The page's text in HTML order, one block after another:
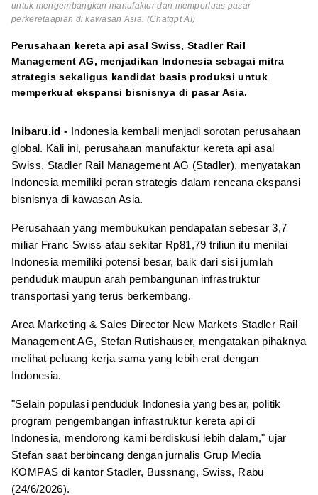
untuk mengembangkan manufaktur dan memperluas pasar
perkeretaapian di kawasan Asia. (Chatgpt AI)
Perusahaan kereta api asal Swiss, Stadler Rail
Management AG, menjadikan Indonesia sebagai mitra
strategis sekaligus kandidat basis produksi untuk
memperkuat ekspansi bisnisnya di pasar Asia.
Inibaru.id - Indonesia kembali menjadi sorotan perusahaan
global. Kali ini, perusahaan manufaktur kereta api asal
Swiss, Stadler Rail Management AG (Stadler), menyatakan
Indonesia memiliki peran strategis dalam rencana ekspansi
bisnisnya di kawasan Asia.
Perusahaan yang membukukan pendapatan sebesar 3,7
miliar Franc Swiss atau sekitar Rp81,79 triliun itu menilai
Indonesia memiliki potensi besar, baik dari sisi jumlah
penduduk maupun arah pembangunan infrastruktur
transportasi yang terus berkembang.
Area Marketing & Sales Director New Markets Stadler Rail
Management AG, Stefan Rutishauser, mengatakan pihaknya
melihat peluang kerja sama yang lebih erat dengan
Indonesia.
"Selain populasi penduduk Indonesia yang besar, politik
program pengembangan infrastruktur kereta api di
Indonesia, mendorong kami berdiskusi lebih dalam," ujar
Stefan saat berbincang dengan jurnalis Grup Media
KOMPAS di kantor Stadler, Bussnang, Swiss, Rabu
(24/6/2026).